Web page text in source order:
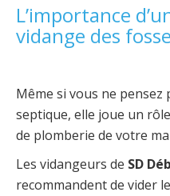
L’importance
vidange des
Même si vous ne
septique, elle joue un
de plomberie de votre
Les vidangeurs de SD
recommandent de vider